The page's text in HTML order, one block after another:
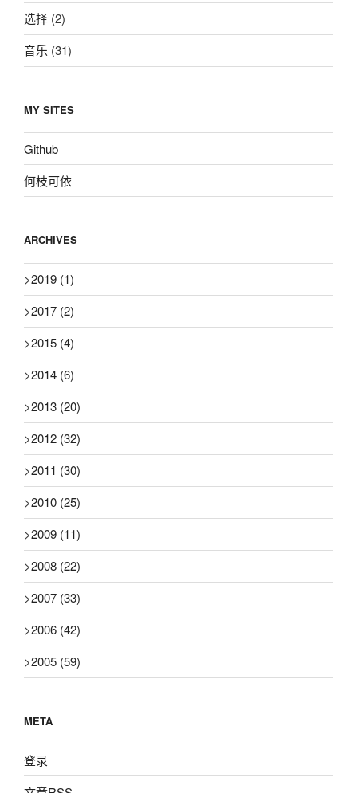
选择 (2)
音乐 (31)
MY SITES
Github
何枝可依
ARCHIVES
>2019 (1)
>2017 (2)
>2015 (4)
>2014 (6)
>2013 (20)
>2012 (32)
>2011 (30)
>2010 (25)
>2009 (11)
>2008 (22)
>2007 (33)
>2006 (42)
>2005 (59)
META
登录